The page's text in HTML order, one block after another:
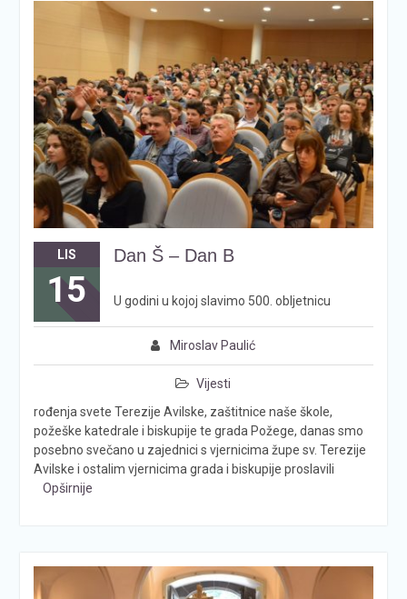
LIS
15
Dan Š – Dan B
Miroslav Paulić
Vijesti
U godini u kojoj slavimo 500. obljetnicu
rođenja svete Terezije Avilske, zaštitnice naše škole,
požeške katedrale i biskupije te grada Požege, danas smo
posebno svečano u zajednici s vjernicima župe sv. Terezije
Avilske i ostalim vjernicima grada i biskupije proslavili
Opširnije